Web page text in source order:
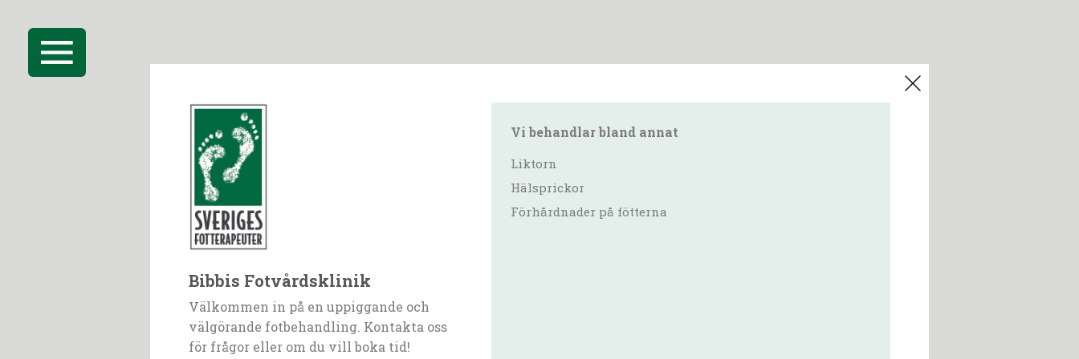
Bibbis Fotvårdsklinik
Välkommen in på en uppiggande och
välgörande fotbehandling. Kontakta oss
för frågor eller om du vill boka tid!
Vi behandlar bland annat
Liktorn
Hälsprickor
Förhårdnader på fötterna